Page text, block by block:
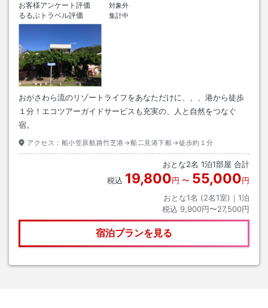
お客様アンケート評価
対象外
るるぶトラベル評価 集計中
おがさわら流のリゾートライフをあなただけに、、、港から徒歩
１分！エコツアーガイドサービスも充実の、人と自然をつなぐ
宿。
アクセス： 船小笠原航路竹芝港→船二見港下船→徒歩約１分
おとな2名 1泊1部屋 合計
税込 19,800円 〜 55,000円
おとな1名 (2名1室)｜ 1泊
税込 9,900円〜27,500円
宿泊プランを見る